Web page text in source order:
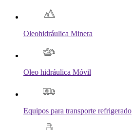
Oleohidráulica Minera
Oleo hidráulica Móvil
Equipos para transporte refrigerado